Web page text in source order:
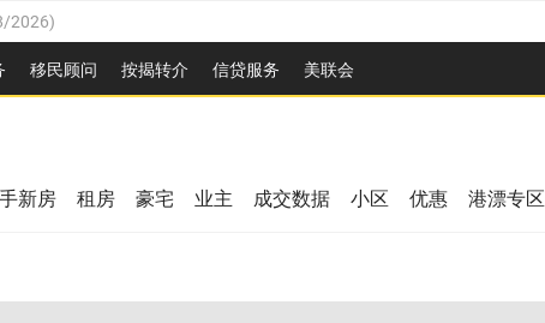
2026)
)
移民顾问 按揭转介 信贷服务 美联会
新房 租房 豪宅 业主 成交数据 小区 优惠 港漂专区